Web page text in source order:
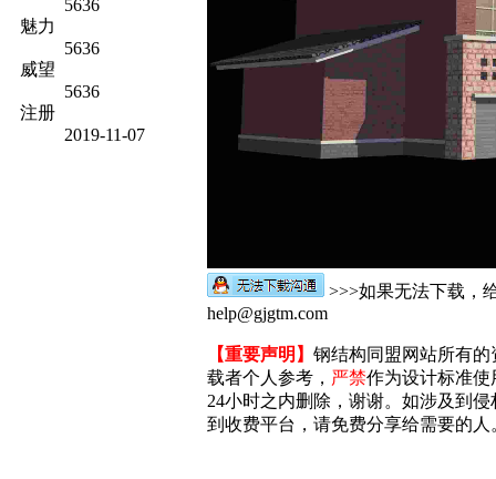
5636
魅力
5636
威望
5636
注册
2019-11-07
>>>如果无法下载，
help@gjgtm.com
【重要声明】 钢结构同盟网站所有
载者个人参考， 严禁作为设计标准
24小时之内删除，谢谢。如涉及到
到收费平台，请免费分享给需要的人